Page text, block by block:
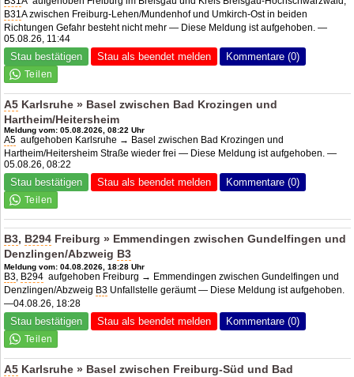
B31A zwischen Freiburg-Lehen/Mundenhof und Umkirch-Ost in beiden
Richtungen Gefahr besteht nicht mehr — Diese Meldung ist aufgehoben. —
05.08.26, 11:44
Stau bestätigen Stau als beendet melden Kommentare (0)
A5 Karlsruhe » Basel zwischen Bad Krozingen und
Hartheim/Heitersheim
Meldung vom: 05.08.2026, 08:22 Uhr
A5 aufgehoben Karlsruhe → Basel zwischen Bad Krozingen und
Hartheim/Heitersheim Straße wieder frei — Diese Meldung ist aufgehoben. —
05.08.26, 08:22
Stau bestätigen Stau als beendet melden Kommentare (0)
B3, B294 Freiburg » Emmendingen zwischen Gundelfingen und
Denzlingen/Abzweig B3
Meldung vom: 04.08.2026, 18:28 Uhr
B3, B294 aufgehoben Freiburg → Emmendingen zwischen Gundelfingen und
Denzlingen/Abzweig B3 Unfallstelle geräumt — Diese Meldung ist aufgehoben.
—04.08.26, 18:28
Stau bestätigen Stau als beendet melden Kommentare (0)
A5 Karlsruhe » Basel zwischen Freiburg-Süd und Bad